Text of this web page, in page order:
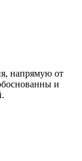
напрямую от
и